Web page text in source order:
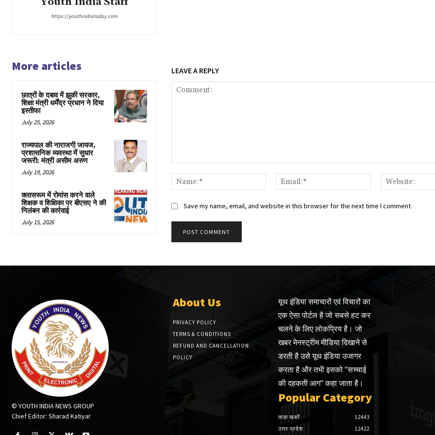
https://youthindiatoday.com
More articles
छात्रों के दबाव में झुकी सरकार,
शिक्षा मंत्री धर्मेंद्र प्रधान ने दिया
इस्तीफा
July 25, 2026
राज्यपाल की नाराजगी जायज,
प्रशासनिक व्यवस्था में सुधार
जरूरी: मंत्री असीम अरुण
July 19, 2026
क्लासरूम में रोमांस करने वाले
शिक्षक व शिक्षिका पर बीएसए ने की
निलंबन की कार्रवाई
July 15, 2026
LEAVE A REPLY
Name:*
Email:*
Save my name, email, and website in this browser for the next time I comment.
© YOUTH INDIA NEWS GROUP
Chief Editor: Sharad Katiyar
About Us
PRIVACY POLICY
TERMS & CONDITIONS
REFUND AND CANCELLATION
POLICY
यूथ इंडिया समाचारों एवं विचारों का
एक ऐसा पोर्टल है जो सबसे हट कर
चलने के लिए लोकप्रिय है। जो
खबर मेनस्ट्रीम मीडिया दिखाने से
डरती है उसे यूथ इंडिया उजागर
करता है और तभी इसको "सच्चाई
की दहकती आग" कहा जाता है।
Popular Category
ताज़ा खबरें
12443
उत्तर प्रदेश
12422